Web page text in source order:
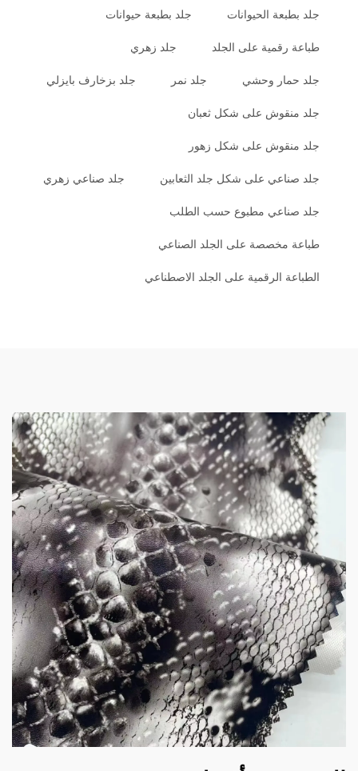
جلد بطبعة الحيوانات جلد بطبعة حيوانات
طباعة رقمية على الجلد جلد زهري
جلد حمار وحشي جلد نمر جلد بزخارف بايزلي
جلد منقوش على شكل ثعبان
جلد منقوش على شكل زهور
جلد صناعي على شكل جلد الثعابين جلد صناعي زهري
جلد صناعي مطبوع حسب الطلب
طباعة مخصصة على الجلد الصناعي
الطباعة الرقمية على الجلد الاصطناعي